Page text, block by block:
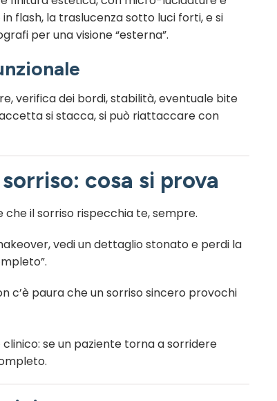
flash, la traslucenza sotto luci forti, e si
per una visione “esterna”.
verifica dei bordi, stabilità, eventuale bite
si stacca, si può riattaccare con
cosa si prova
che il sorriso rispecchia te, sempre.
vedi un dettaglio stonato e perdi la
c’è paura che un sorriso sincero provochi
se un paziente torna a sorridere